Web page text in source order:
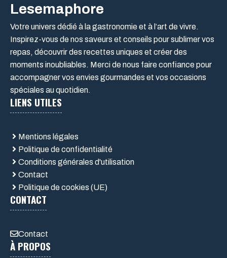
Lesemaphore
Votre univers dédié à la gastronomie et à l’art de vivre.
Inspirez-vous de nos saveurs et conseils pour sublimer vos
repas, découvrir des recettes uniques et créer des
moments inoubliables. Merci de nous faire confiance pour
accompagner vos envies gourmandes et vos occasions
spéciales au quotidien.
LIENS UTILES
Mentions légales
Politique de confidentialité
Conditions générales d'utilisation
Contact
Politique de cookies (UE)
CONTACT
Contact
À PROPOS